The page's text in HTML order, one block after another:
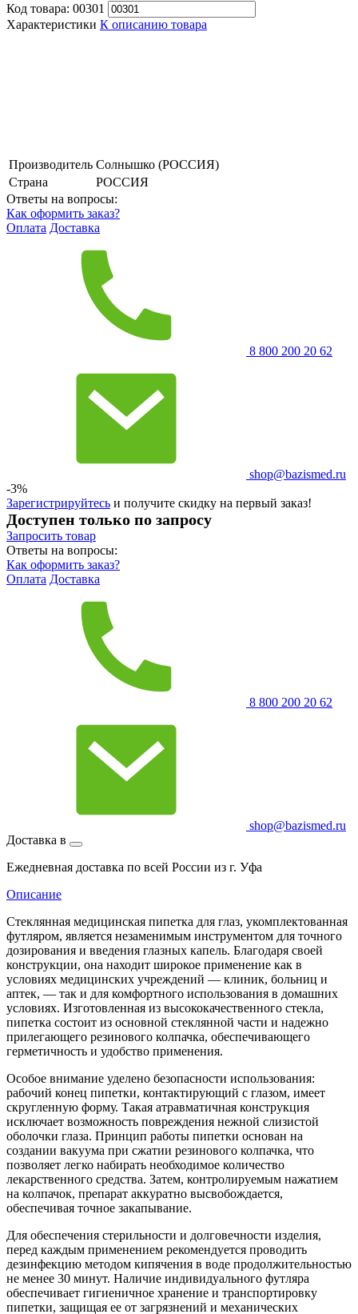
Код товара: 00301
Характеристики К описанию товара
Производитель Солнышко (РОССИЯ)
Страна
РОССИЯ
Ответы на вопросы:
Как оформить заказ?
Оплата Доставка
8 800 200 20 62
shop@bazismed.ru
-3%
Зарегистрируйтесь и получите скидку на первый заказ!
Доступен только по запросу
Запросить товар
Ответы на вопросы:
Как оформить заказ?
Оплата Доставка
8 800 200 20 62
shop@bazismed.ru
Доставка в
Ежедневная доставка по всей России из г. Уфа
Описание
Стеклянная медицинская пипетка для глаз, укомплектованная
футляром, является незаменимым инструментом для точного
дозирования и введения глазных капель. Благодаря своей
конструкции, она находит широкое применение как в
условиях медицинских учреждений — клиник, больниц и
аптек, — так и для комфортного использования в домашних
условиях. Изготовленная из высококачественного стекла,
пипетка состоит из основной стеклянной части и надежно
прилегающего резинового колпачка, обеспечивающего
герметичность и удобство применения.
Особое внимание уделено безопасности использования:
рабочий конец пипетки, контактирующий с глазом, имеет
скругленную форму. Такая атравматичная конструкция
исключает возможность повреждения нежной слизистой
оболочки глаза. Принцип работы пипетки основан на
создании вакуума при сжатии резинового колпачка, что
позволяет легко набирать необходимое количество
лекарственного средства. Затем, контролируемым нажатием
на колпачок, препарат аккуратно высвобождается,
обеспечивая точное закапывание.
Для обеспечения стерильности и долговечности изделия,
перед каждым применением рекомендуется проводить
дезинфекцию методом кипячения в воде продолжительностью
не менее 30 минут. Наличие индивидуального футляра
обеспечивает гигиеничное хранение и транспортировку
пипетки, защищая ее от загрязнений и механических